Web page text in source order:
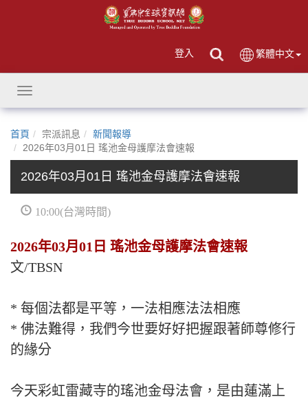
登入 繁體中文
Toggle
navigation
首頁 宗派訊息
新聞報導
2026年03月01日 瑤池金母護摩法會速報
2026年03月01日 瑤池金母護摩法會速報
10:00(台灣時間)
2026年03月01日 瑤池金母護摩法會速報
文/TBSN
* 每個法都是平等，一法相應法法相應
* 佛法難得，我們今世要好好把握跟著師尊修行
的緣分
今天彩虹雷藏寺的瑤池金母法會，是由蓮滿上